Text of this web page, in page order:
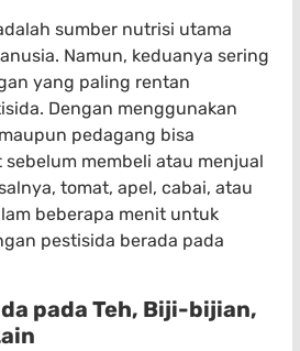
sumber nutrisi utama
Namun, keduanya sering
yang paling rentan
Dengan menggunakan
pedagang bisa
membeli atau menjual
tomat, apel, cabai, atau
beberapa menit untuk
pestisida berada pada
pada Teh, Biji-bijian,